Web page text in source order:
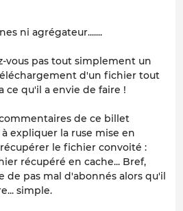
ni agrégateur.......
vous pas tout simplement un
d'un fichier tout
ce qu'il a envie de faire !
de ce billet
expliquer la ruse mise en
le fichier convoité :
récupéré en cache... Bref,
de pas mal d'abonnés alors qu'il
simple.